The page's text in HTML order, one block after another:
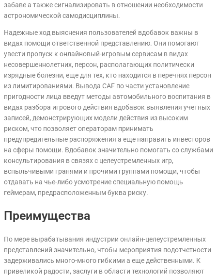
забаве а также сигнализировать в отношении необходимости
астрономической самодисциплины.
Надежные ход выяснения пользователей вдобавок важны в
видах помощи ответственной представлению. Они помогают
увести пропуск к онлайновый-игровым сервисам в видах
несовершеннолетних, персон, располагающих политически
изрядные болезни, еще для тех, кто находится в перечнях персон
из лимитированиями. Вывода CAF по части установление
пригодности лица введут методы автомобильного воспитания в
видах разбора игрового действия вдобавок выявления учетных
записей, демонстрирующих модели действия из высоким
риском, что позволяет операторам принимать
предупредительные распоряжения а еще направить инвесторов
на сферы помощи. Вдобавок значительно помогать со службами
консультирования в связях с целеустремленных игр,
вспыльчивыми гранями и прочими группами помощи, чтобы
отдавать на чье-либо усмотрение специальную помощь
геймерам, предрасположенным буква риску.
Преимущества
По мере вырабатывания индустрии онлайн-целеустремленных
представлений значительно, чтобы мероприятия подотчетности
задерживались много-много гибкими а еще действенными. К
привеликой радости, заслуги в области технологий позволяют